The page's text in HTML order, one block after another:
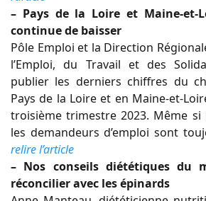
– Pays de la Loire et Maine-et-
continue de baisser
Pôle Emploi et la Direction
l’Emploi, du Travail et des
publier les derniers chiffres du
Pays de la Loire et en Maine-et-
troisième trimestre 2023. Même si
les demandeurs d’emploi sont
relire l’article
– Nos conseils diététiques du
réconcilier avec les épinards